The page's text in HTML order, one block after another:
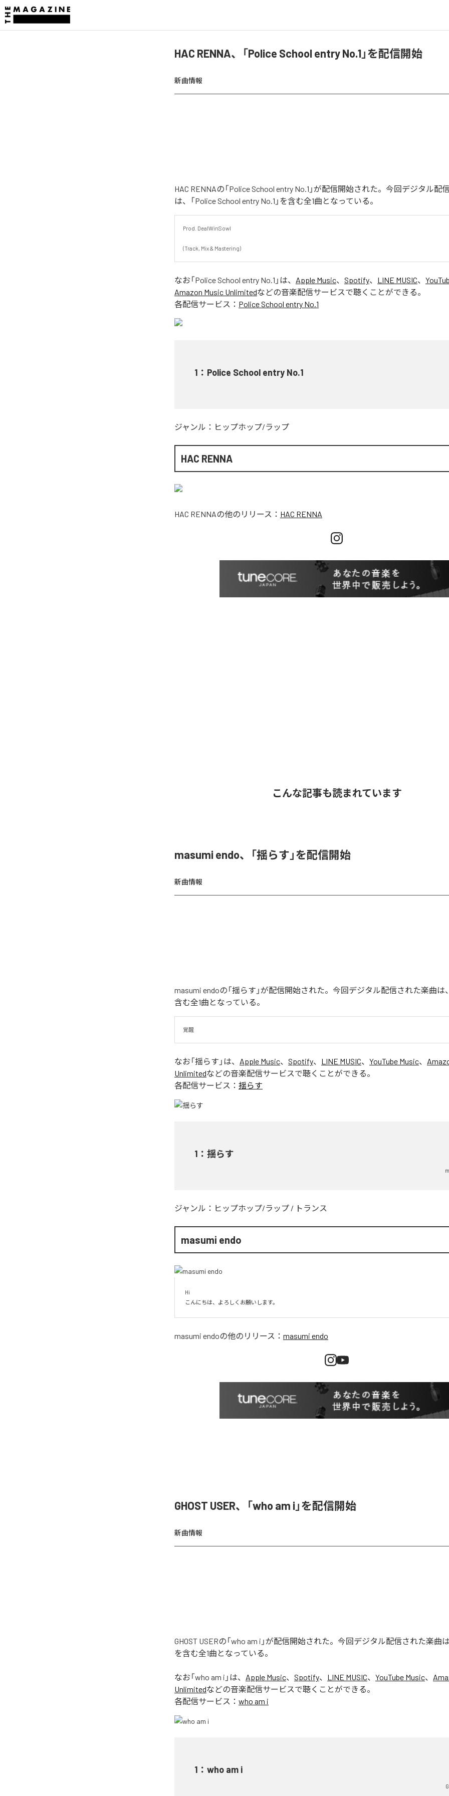
HAC RENNA、「Police School entry No.1」を配信開始
新曲情報
HAC RENNAの「Police School entry No.1」が配信開始された。今回デジタル配
は、「Police School entry No.1」を含む全1曲となっている。
Prod. DealWinSowl
(Track, Mix & Mastering)
なお「Police School entry No.1 」は、 Apple Music、 Spotify、 LINE MUSIC、
Amazon Music Unlimitedなどの音楽配信サービスで聴くことができる。
各配信サービス： Police School entry No.1
1 ： Police School entry No.1
ジャンル： ヒップホップ/ラップ
HAC RENNA
HAC RENNAの他のリリース： HAC RENNA
こんな記事も読まれています
masumi endo、「揺らす」を配信開始
新曲情報
masumi endoの「揺らす」が配信開始された。今回デジタル配信された楽曲は
含む全1曲となっている。
覚醒
なお「揺らす 」は、 Apple Music、 Spotify、 LINE MUSIC、 YouTube Music、
Unlimitedなどの音楽配信サービスで聴くことができる。
各配信サービス： 揺らす
1 ： 揺らす
ジャンル： ヒップホップ/ラップ / トランス
masumi endo
Hi
こんにちは、よろしくお願いします。
masumi endoの他のリリース： masumi endo
GHOST USER、「who am i」を配信開始
新曲情報
GHOST USERの「who am i」が配信開始された。今回デジタル配信された楽曲は
を含む全1曲となっている。
なお「who am i 」は、 Apple Music、 Spotify、 LINE MUSIC、 YouTube Music、
Unlimitedなどの音楽配信サービスで聴くことができる。
各配信サービス： who am i
1 ： who am i